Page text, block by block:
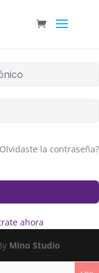
la contraseña?
ahora
Mino Studio